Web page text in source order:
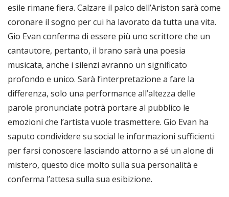
esile rimane fiera. Calzare il palco dell’Ariston sarà come
coronare il sogno per cui ha lavorato da tutta una vita.
Gio Evan conferma di essere più uno scrittore che un
cantautore, pertanto, il brano sarà una poesia
musicata, anche i silenzi avranno un significato
profondo e unico. Sarà l’interpretazione a fare la
differenza, solo una performance all’altezza delle
parole pronunciate potrà portare al pubblico le
emozioni che l’artista vuole trasmettere. Gio Evan ha
saputo condividere su social le informazioni sufficienti
per farsi conoscere lasciando attorno a sé un alone di
mistero, questo dice molto sulla sua personalità e
conferma l’attesa sulla sua esibizione.